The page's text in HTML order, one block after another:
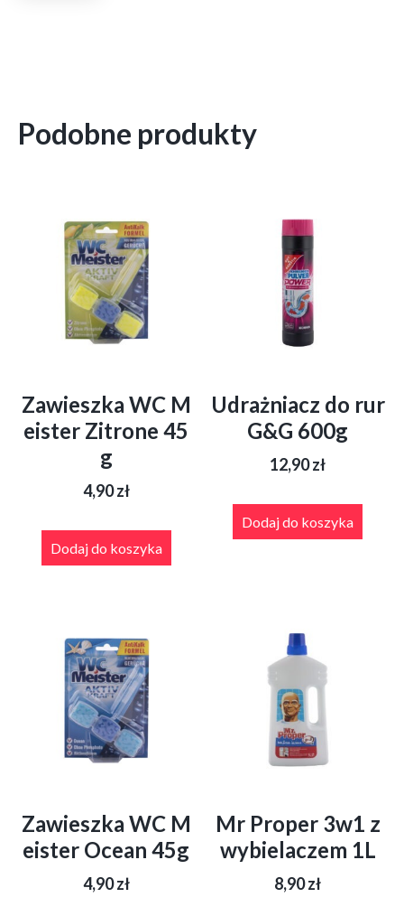
Podobne produkty
Zawieszka WC M
eister Zitrone 45
g
4,90zł
Dodaj do koszyka
Udrażniacz do rur
G&G 600g
12,90zł
Dodaj do koszyka
Zawieszka WC M
eister Ocean 45g
4,90zł
Mr Proper 3w1 z
wybielaczem 1L
8,90zł